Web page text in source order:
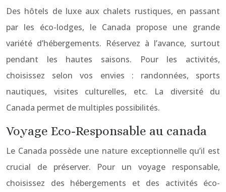
Des hôtels de luxe aux chalets rustiques, en passant
par les éco-lodges, le Canada propose une grande
variété d’hébergements. Réservez à l’avance, surtout
pendant les hautes saisons. Pour les activités,
choisissez selon vos envies : randonnées, sports
nautiques, visites culturelles, etc. La diversité du
Canada permet de multiples possibilités.
Voyage Eco-Responsable au canada
Le Canada possède une nature exceptionnelle qu’il est
crucial de préserver. Pour un voyage responsable,
choisissez des hébergements et des activités éco-